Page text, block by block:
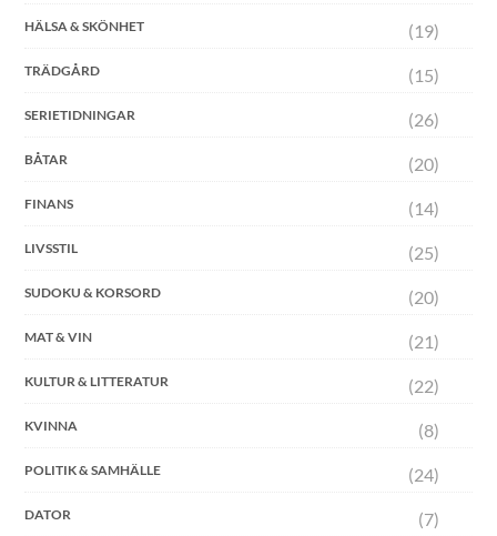
HÄLSA & SKÖNHET (19)
TRÄDGÅRD (15)
SERIETIDNINGAR (26)
BÅTAR (20)
FINANS (14)
LIVSSTIL (25)
SUDOKU & KORSORD (20)
MAT & VIN (21)
KULTUR & LITTERATUR (22)
KVINNA (8)
POLITIK & SAMHÄLLE (24)
DATOR (7)